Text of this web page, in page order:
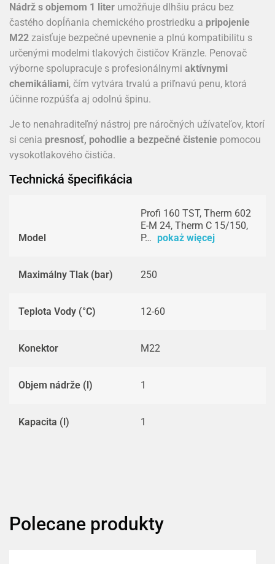
Nádrž s objemom 1 liter umožňuje dlhšiu prácu bez
častého dopĺňania chemického prostriedku a pripojenie
M22 zaisťuje bezpečné upevnenie a plnú kompatibilitu s
určenými modelmi tlakových čističov Kränzle. Penovač
výborne spolupracuje s profesionálnymi aktívnymi
chemikáliami, čím vytvára trvalú a priľnavú penu, ktorá
účinne rozpúšťa aj odolnú špinu.
Je to nenahraditeľný nástroj pre náročných užívateľov, ktorí
si cenia presnosť, pohodlie a bezpečné čistenie pomocou
vysokotlakového čističa.
Technická špecifikácia
Model
Profi 160 TST, Therm 602
E-M 24, Therm C 15/150,
P… pokaż więcej
Maximálny Tlak (bar) 250
Teplota Vody (°C) 12-60
Konektor M22
Objem nádrže (l) 1
Kapacita (l) 1
Polecane produkty